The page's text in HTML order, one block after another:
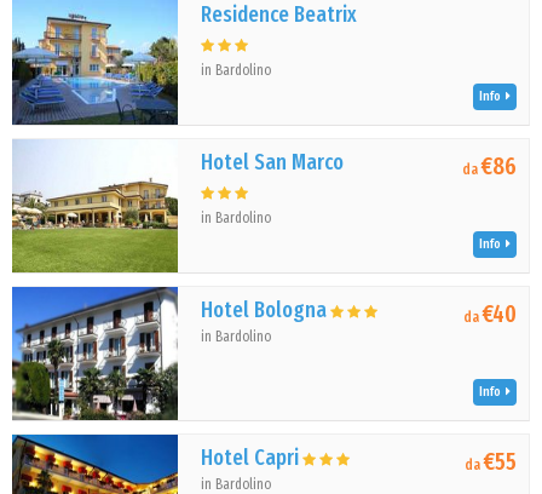
Residence Beatrix
in Bardolino
Info
Hotel San Marco
in Bardolino
da€86
Info
Hotel Bologna
in Bardolino
da€40
Info
Hotel Capri
in Bardolino
da€55